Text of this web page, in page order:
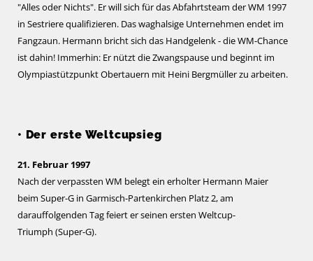
"Alles oder Nichts". Er will sich für das Abfahrtsteam der WM 1997
in Sestriere qualifizieren. Das waghalsige Unternehmen endet im
Fangzaun. Hermann bricht sich das Handgelenk - die WM-Chance
ist dahin! Immerhin: Er nützt die Zwangspause und beginnt im
Olympiastützpunkt Obertauern mit Heini Bergmüller zu arbeiten.
• Der erste Weltcupsieg
21. Februar 1997
Nach der verpassten WM belegt ein erholter Hermann Maier
beim Super-G in Garmisch-Partenkirchen Platz 2, am
darauffolgenden Tag feiert er seinen ersten Weltcup-
Triumph (Super-G).